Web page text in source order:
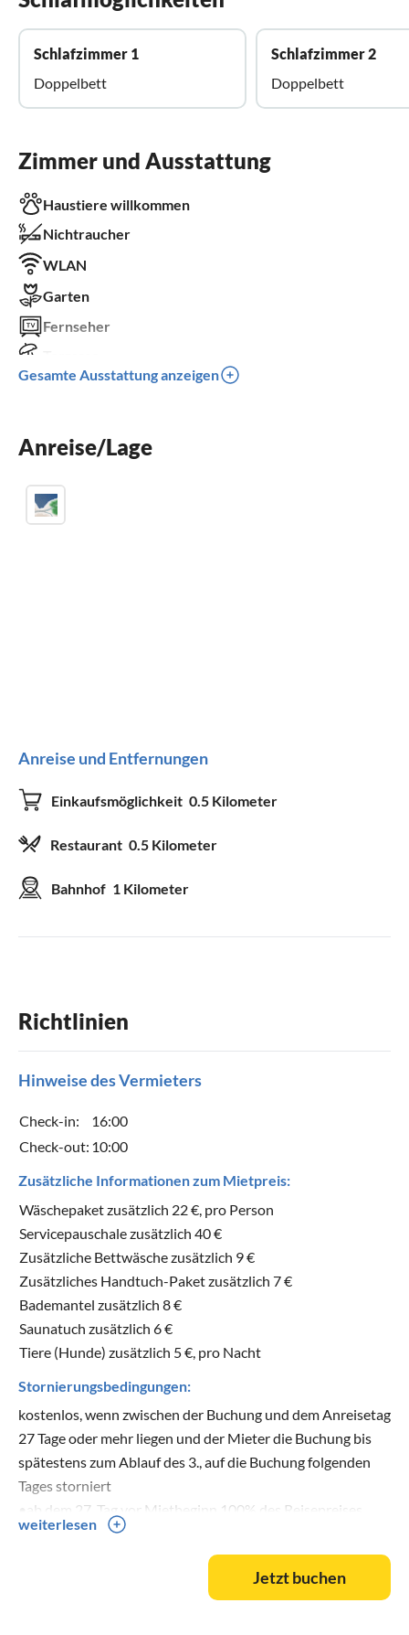
Schlafzimmer 1
Doppelbett
Schlafzimmer 2
Doppelbett
Zimmer und Ausstattung
Haustiere willkommen
Nichtraucher
WLAN
Garten
Fernseher
Parkplatz
Gesamte Ausstattung anzeigen
Anreise/Lage
Anreise und Entfernungen
Einkaufsmöglichkeit 0.5 Kilometer
Restaurant 0.5 Kilometer
Bahnhof 1 Kilometer
Richtlinien
Hinweise des Vermieters
Check-in:
16:00
Check-out: 10:00
Zusätzliche Informationen zum Mietpreis:
Wäschepaket zusätzlich 22 €, pro Person
Servicepauschale zusätzlich 40 €
Zusätzliche Bettwäsche zusätzlich 9 €
Zusätzliches Handtuch-Paket zusätzlich 7 €
Bademantel zusätzlich 8 €
Saunatuch zusätzlich 6 €
Tiere (Hunde) zusätzlich 5 €, pro Nacht
Stornierungsbedingungen:
kostenlos, wenn zwischen der Buchung und dem Anreisetag
27 Tage oder mehr liegen und der Mieter die Buchung bis
spätestens zum Ablauf des 3., auf die Buchung folgenden
Tages storniert
•ab dem 27. Tag vor Mietbeginn 100% des Reisepreises
weiterlesen
Jetzt buchen